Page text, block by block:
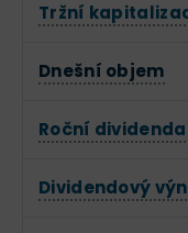
Tržní
Dnešní objem
Roční
Dividendový